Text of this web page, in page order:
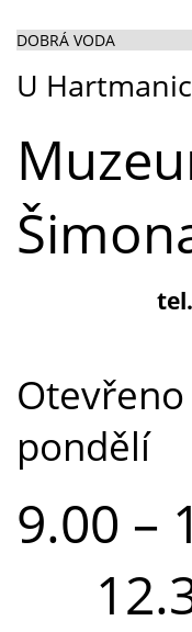
DOBRÁ VODA
U Hartmanic
pondělí
9.00 –